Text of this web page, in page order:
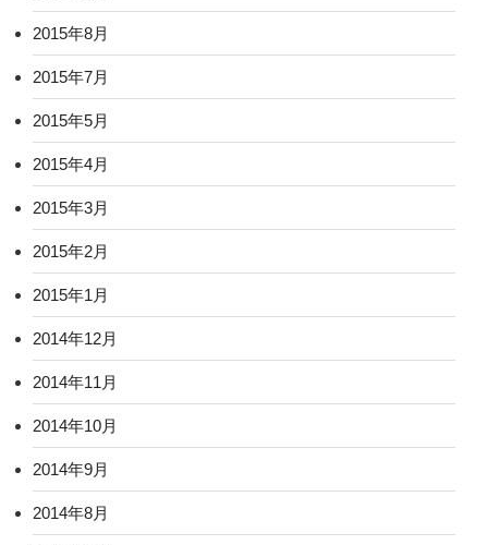
2015年8月
2015年7月
2015年5月
2015年4月
2015年3月
2015年2月
2015年1月
2014年12月
2014年11月
2014年10月
2014年9月
2014年8月